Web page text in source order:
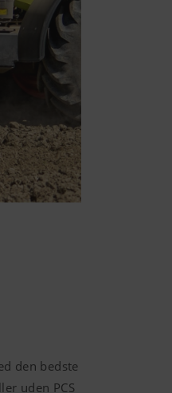
den bedste
uden PCS